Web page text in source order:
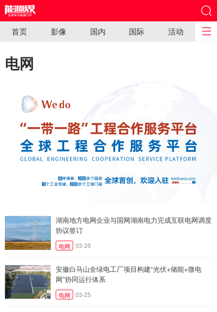
首页 影像 国内 国际 活动
电网
湖南地方电网企业与国网湖南电力完成互联电网调度
协议签订
电网 03-25
安徽白马山全绿电工厂项目构建“光伏+储能+微电
网”协同运行体系
电网 03-25